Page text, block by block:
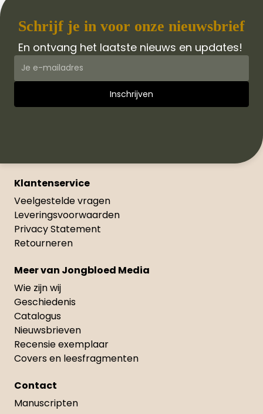
Schrijf je in voor onze nieuwsbrief
En ontvang het laatste nieuws en updates!
Klantenservice
Veelgestelde vragen
Leveringsvoorwaarden
Privacy Statement
Retourneren
Meer van Jongbloed Media
Wie zijn wij
Geschiedenis
Catalogus
Nieuwsbrieven
Recensie exemplaar
Covers en leesfragmenten
Contact
Manuscripten